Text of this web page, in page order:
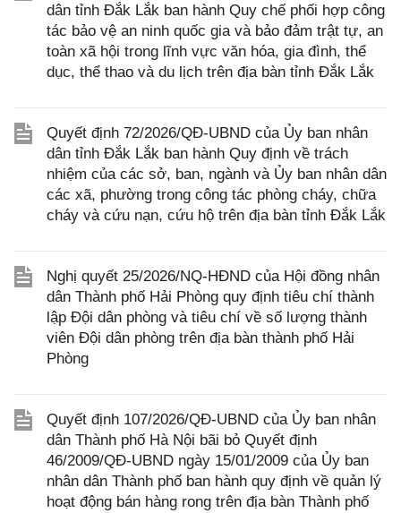
dân tỉnh Đắk Lắk ban hành Quy chế phối hợp công
tác bảo vệ an ninh quốc gia và bảo đảm trật tự, an
toàn xã hội trong lĩnh vực văn hóa, gia đình, thể
dục, thể thao và du lịch trên địa bàn tỉnh Đắk Lắk
Quyết định 72/2026/QĐ-UBND của Ủy ban nhân
dân tỉnh Đắk Lắk ban hành Quy định về trách
nhiệm của các sở, ban, ngành và Ủy ban nhân dân
các xã, phường trong công tác phòng cháy, chữa
cháy và cứu nạn, cứu hộ trên địa bàn tỉnh Đắk Lắk
Nghị quyết 25/2026/NQ-HĐND của Hội đồng nhân
dân Thành phố Hải Phòng quy định tiêu chí thành
lập Đội dân phòng và tiêu chí về số lượng thành
viên Đội dân phòng trên địa bàn thành phố Hải
Phòng
Quyết định 107/2026/QĐ-UBND của Ủy ban nhân
dân Thành phố Hà Nội bãi bỏ Quyết định
46/2009/QĐ-UBND ngày 15/01/2009 của Ủy ban
nhân dân Thành phố ban hành quy định về quản lý
hoạt động bán hàng rong trên địa bàn Thành phố